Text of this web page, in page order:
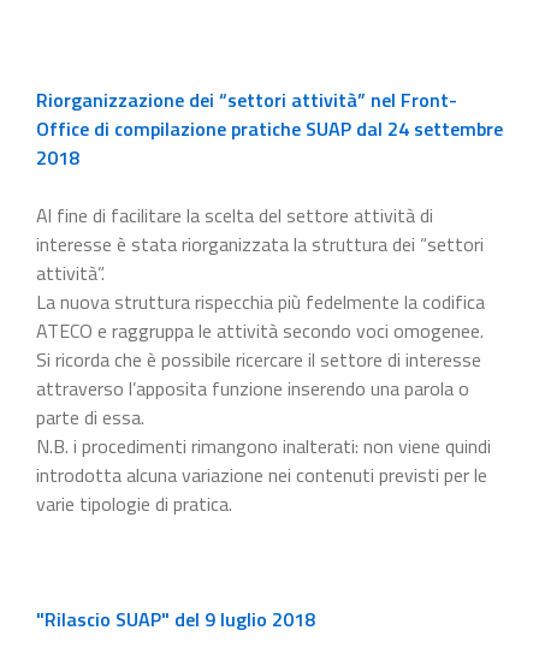
Riorganizzazione dei “settori attività” nel Front-
Office di compilazione pratiche SUAP dal 24 settembre
2018
Al fine di facilitare la scelta del settore attività di
interesse è stata riorganizzata la struttura dei “settori
attività”.
La nuova struttura rispecchia più fedelmente la codifica
ATECO e raggruppa le attività secondo voci omogenee.
Si ricorda che è possibile ricercare il settore di interesse
attraverso l’apposita funzione inserendo una parola o
parte di essa.
N.B. i procedimenti rimangono inalterati: non viene quindi
introdotta alcuna variazione nei contenuti previsti per le
varie tipologie di pratica.
"Rilascio SUAP" del 9 luglio 2018